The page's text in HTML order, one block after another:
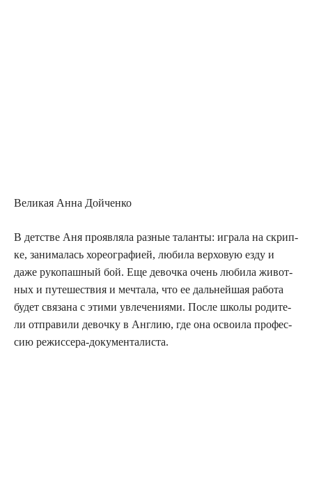
Вели­кая Анна Дойченко
В дет­стве Аня про­яв­ля­ла раз­ные талан­ты: игра­ла на скрип­
ке, зани­ма­лась хорео­гра­фи­ей, люби­ла вер­хо­вую езду и
даже руко­паш­ный бой. Еще девоч­ка очень люби­ла живот­
ных и путе­ше­ствия и меч­та­ла, что ее даль­ней­шая рабо­та
будет свя­за­на с эти­ми увле­че­ни­я­ми. После шко­лы роди­те­
ли отпра­ви­ли девоч­ку в Англию, где она осво­и­ла про­фес­
сию режиссера-документалиста.